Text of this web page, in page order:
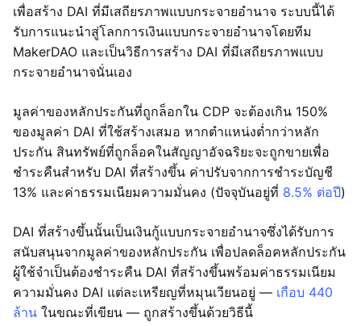
เพื่อสร้าง DAI ที่มีเสถียรภาพแบบกระจายอำนาจ ระบบนี้ได้
รับการแนะนำสู่โลกการเงินแบบกระจายอำนาจโดยทีม
MakerDAO และเป็นวิธีการสร้าง DAI ที่มีเสถียรภาพแบบ
กระจายอำนาจนั่นเอง
มูลค่าของหลักประกันที่ถูกล็อกใน CDP จะต้องเกิน 150%
ของมูลค่า DAI ที่ใช้สร้างเสมอ หากตำแหน่งต่ำกว่าหลัก
ประกัน สินทรัพย์ที่ถูกล็อคในสัญญาอัจฉริยะจะถูกขายเพื่อ
ชำระคืนสำหรับ DAI ที่สร้างขึ้น ค่าปรับจากการชำระบัญชี
13% และค่าธรรมเนียมความมั่นคง (ปัจจุบันอยู่ที่ 8.5% ต่อปี)
DAI ที่สร้างขึ้นนั้นเป็นเงินกู้แบบกระจายอำนาจซึ่งได้รับการ
สนับสนุนจากมูลค่าของหลักประกัน เพื่อปลดล็อคหลักประกัน
ผู้ใช้จำเป็นต้องชำระคืน DAI ที่สร้างขึ้นพร้อมค่าธรรมเนียม
ความมั่นคง DAI แต่ละเหรียญที่หมุนเวียนอยู่ — เกือบ 440
ล้าน ในขณะที่เขียน — ถูกสร้างขึ้นด้วยวิธีนี้